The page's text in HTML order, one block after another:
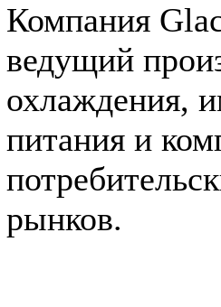
Компания
ведущий
охлаждения,
питания и
рынков.